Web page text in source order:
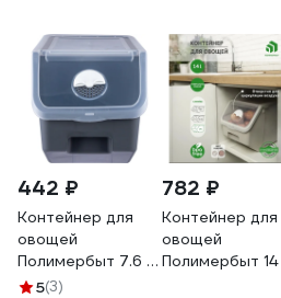
442 ₽
Контейнер для
овощей
Полимербыт 7.6 л,
серый
5(3)
782 ₽
Контейнер для
овощей
Полимербыт 14